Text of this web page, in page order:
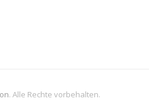
. Alle Rechte vorbehalten.